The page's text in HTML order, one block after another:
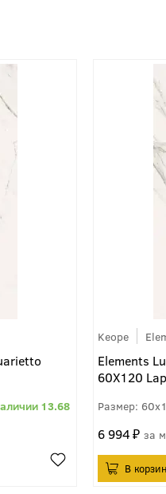
13.68
Keope
Elements
60X120
6 994